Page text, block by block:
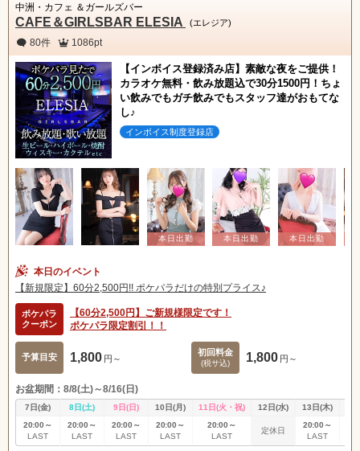
中洲・カフェ ＆ガールズバー
CAFE＆GIRLSBAR ELESIA (エレジア)
80件 1086pt
【インボイス登録済み店】素敵な夜をご提供！
カラオケ無料・飲み放題込で30分1500円！ちょ
い飲みでもガチ飲みでもスタッフ達がおもてな
し♪
インボイス制度登録店
本日のイベント
【新規限定】60分2,500円!! ポケパラだけの特別プライス♪
ポケパラ
クーポン
【60分2,500円】ご新規様限定です！
ポケパラ限定割引！！
予算目安 1,800 円～
初回料金
(税サ込) 1,800 円～
お盆期間：8/8(土)～8/16(日)
7日(金) 8日(土) 9日(日) 10日(月) 11日(火・祝) 12日(水) 13日(木)
20:00～
LAST
20:00～
LAST
20:00～
LAST
20:00～
LAST
20:00～
LAST
定休日
20:00～
LAST